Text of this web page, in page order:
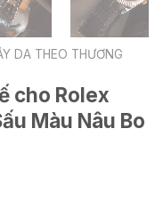
DA THEO THƯƠNG
cho Rolex
Màu Nâu Bo